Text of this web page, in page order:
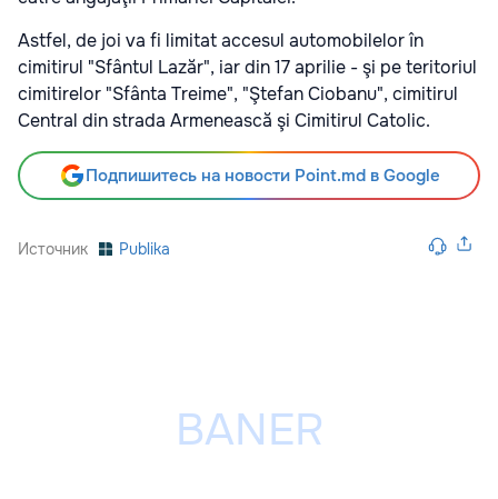
Astfel, de joi va fi limitat accesul automobilelor în
cimitirul "Sfântul Lazăr", iar din 17 aprilie - şi pe teritoriul
cimitirelor "Sfânta Treime", "Ştefan Ciobanu", cimitirul
Central din strada Armenească şi Cimitirul Catolic.
Подпишитесь на новости Point.md в Google
Источник Publika